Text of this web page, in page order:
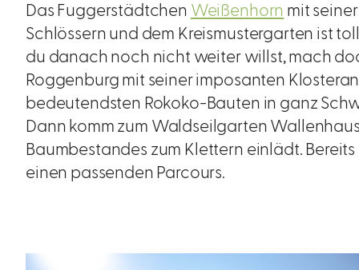
Das Fuggerstädtchen Weißenhorn mit
Schlössern und dem Kreismustergarten ist
du danach noch nicht weiter willst, mach
Roggenburg mit seiner imposanten
bedeutendsten Rokoko-Bauten in ganz
Dann komm zum Waldseilgarten
Baumbestandes zum Klettern einlädt.
einen passenden Parcours.